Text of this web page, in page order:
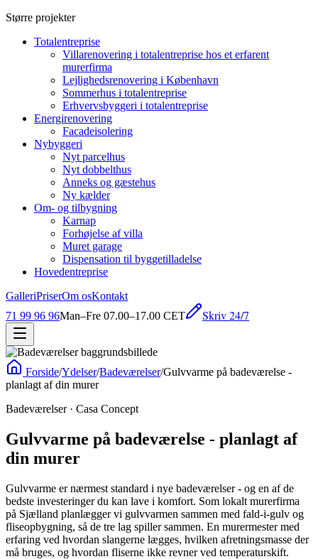
Større projekter
Totalentreprise
Villarenovering i totalentreprise hos et erfarent
murerfirma
Lejlighedsrenovering i København
Sommerhus i totalentreprise
Erhvervsbyggeri i totalentreprise
Energirenovering
Facadeisolering
Nybyggeri
Nyt parcelhus
Nyt dobbelthus
Anneks og gæstehus
Ny kælder
Om- og tilbygning
Karnap
Forhøjelse af villa
Muret garage
Dispensation til byggetilladelse
Hovedentreprise
GalleriPriserOm osKontakt
71 99 96 96Man–Fre 07.00–17.00 CET Skriv 24/7
Forside/Ydelser/Badeværelser/Gulvvarme på badeværelse -
planlagt af din murer
Badeværelser· Casa Concept
Gulvvarme på badeværelse - planlagt af
din murer
Gulvvarme er nærmest standard i nye badeværelser - og en af de
bedste investeringer du kan lave i komfort. Som lokalt murerfirma
på Sjælland planlægger vi gulvvarmen sammen med fald-i-gulv og
fliseopbygning, så de tre lag spiller sammen. En murermester med
erfaring ved hvordan slangerne lægges, hvilken afretningsmasse der
må bruges, og hvordan fliserne ikke revner ved temperaturskift.